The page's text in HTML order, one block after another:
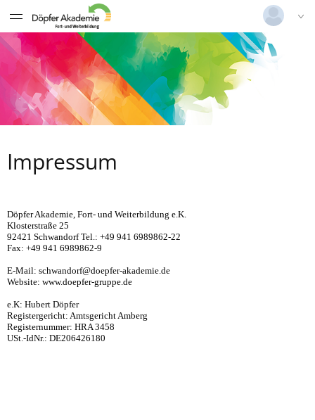
Deutsch | Englisch
Login
Versionsnummer: 2026.1.04.62421
Impressum
Döpfer Akademie, Fort- und Weiterbildung e.K.
Klosterstraße 25
92421 Schwandorf Tel.: +49 941 6989862-22
Fax: +49 941 6989862-9
E-Mail: schwandorf@doepfer-akademie.de
Website: www.doepfer-gruppe.de
e.K: Hubert Döpfer
Registergericht: Amtsgericht Amberg
Registernummer: HRA 3458
USt.-IdNr.: DE206426180